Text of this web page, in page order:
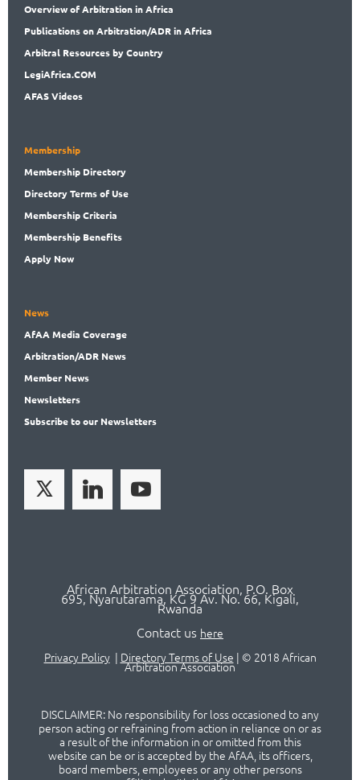
Overviewof Arbitration in Africa
Publicationson Arbitration/ADR in Africa
Arbitral Resources by Country
LegiAfrica.COM
AFAS Videos
Membership
Membership Directory
DirectoryTerms of Use
MembershipCriteria
Membership Benefits
Apply Now
News
AfAA Media Coverage
Arbitration/ADR News
Member News
Newsletters
Subscribeto our Newsletters
African Arbitration Association, P.O. Box
695, Nyarutarama, KG 9 Av. No. 66, Kigali,
Rwanda
Contact us here
Privacy Policy| Directory Terms of Use | © 2018 African
Arbitration Association
DISCLAIMER: No responsibility for loss occasioned to any
person acting or refraining from action in reliance on or as
a result of the information in or omitted from this
website can be or is accepted by the AfAA, its officers,
board members, employees or any other persons